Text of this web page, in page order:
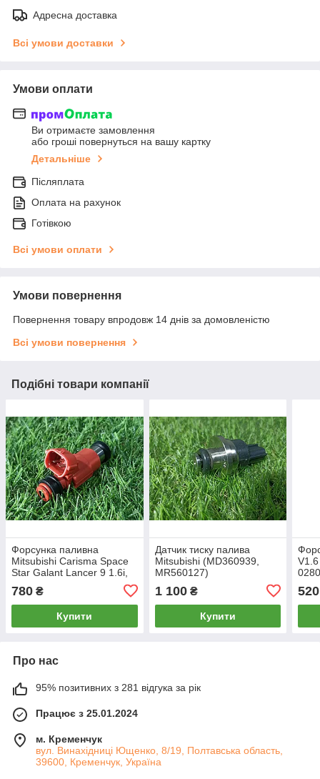
Адресна доставка
Всі умови доставки
Умови оплати
Ви отримаєте замовлення
або гроші повернуться на вашу картку
Детальніше
Післяплата
Оплата на рахунок
Готівкою
Всі умови оплати
Умови повернення
Повернення товару впродовж 14 днів за домовленістю
Всі умови повернення
Подібні товари компанії
Форсунка паливна
Mitsubishi Carisma Space
Star Galant Lancer 9 1.6i,
780 ₴
Купити
Датчик тиску палива
Mitsubishi (MD360939,
MR560127)
1 100₴
Купити
520
Про нас
95% позитивних з 281 відгука за рік
Працює з 25.01.2024
м. Кременчук
вул. Винахідниці Ющенко, 8/19, Полтавська область,
39600, Кременчук, Україна